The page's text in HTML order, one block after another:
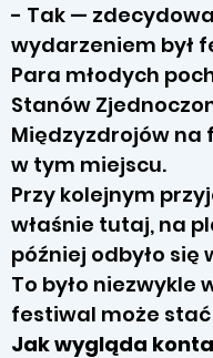
- Tak —
wydarzeniem był
Para młodych
Stanów
Międzyzdrojów na
w tym miejscu.
Przy kolejnym
właśnie tutaj, na
później odbyło
To było niezwykle
festiwal może
Jak wygląda